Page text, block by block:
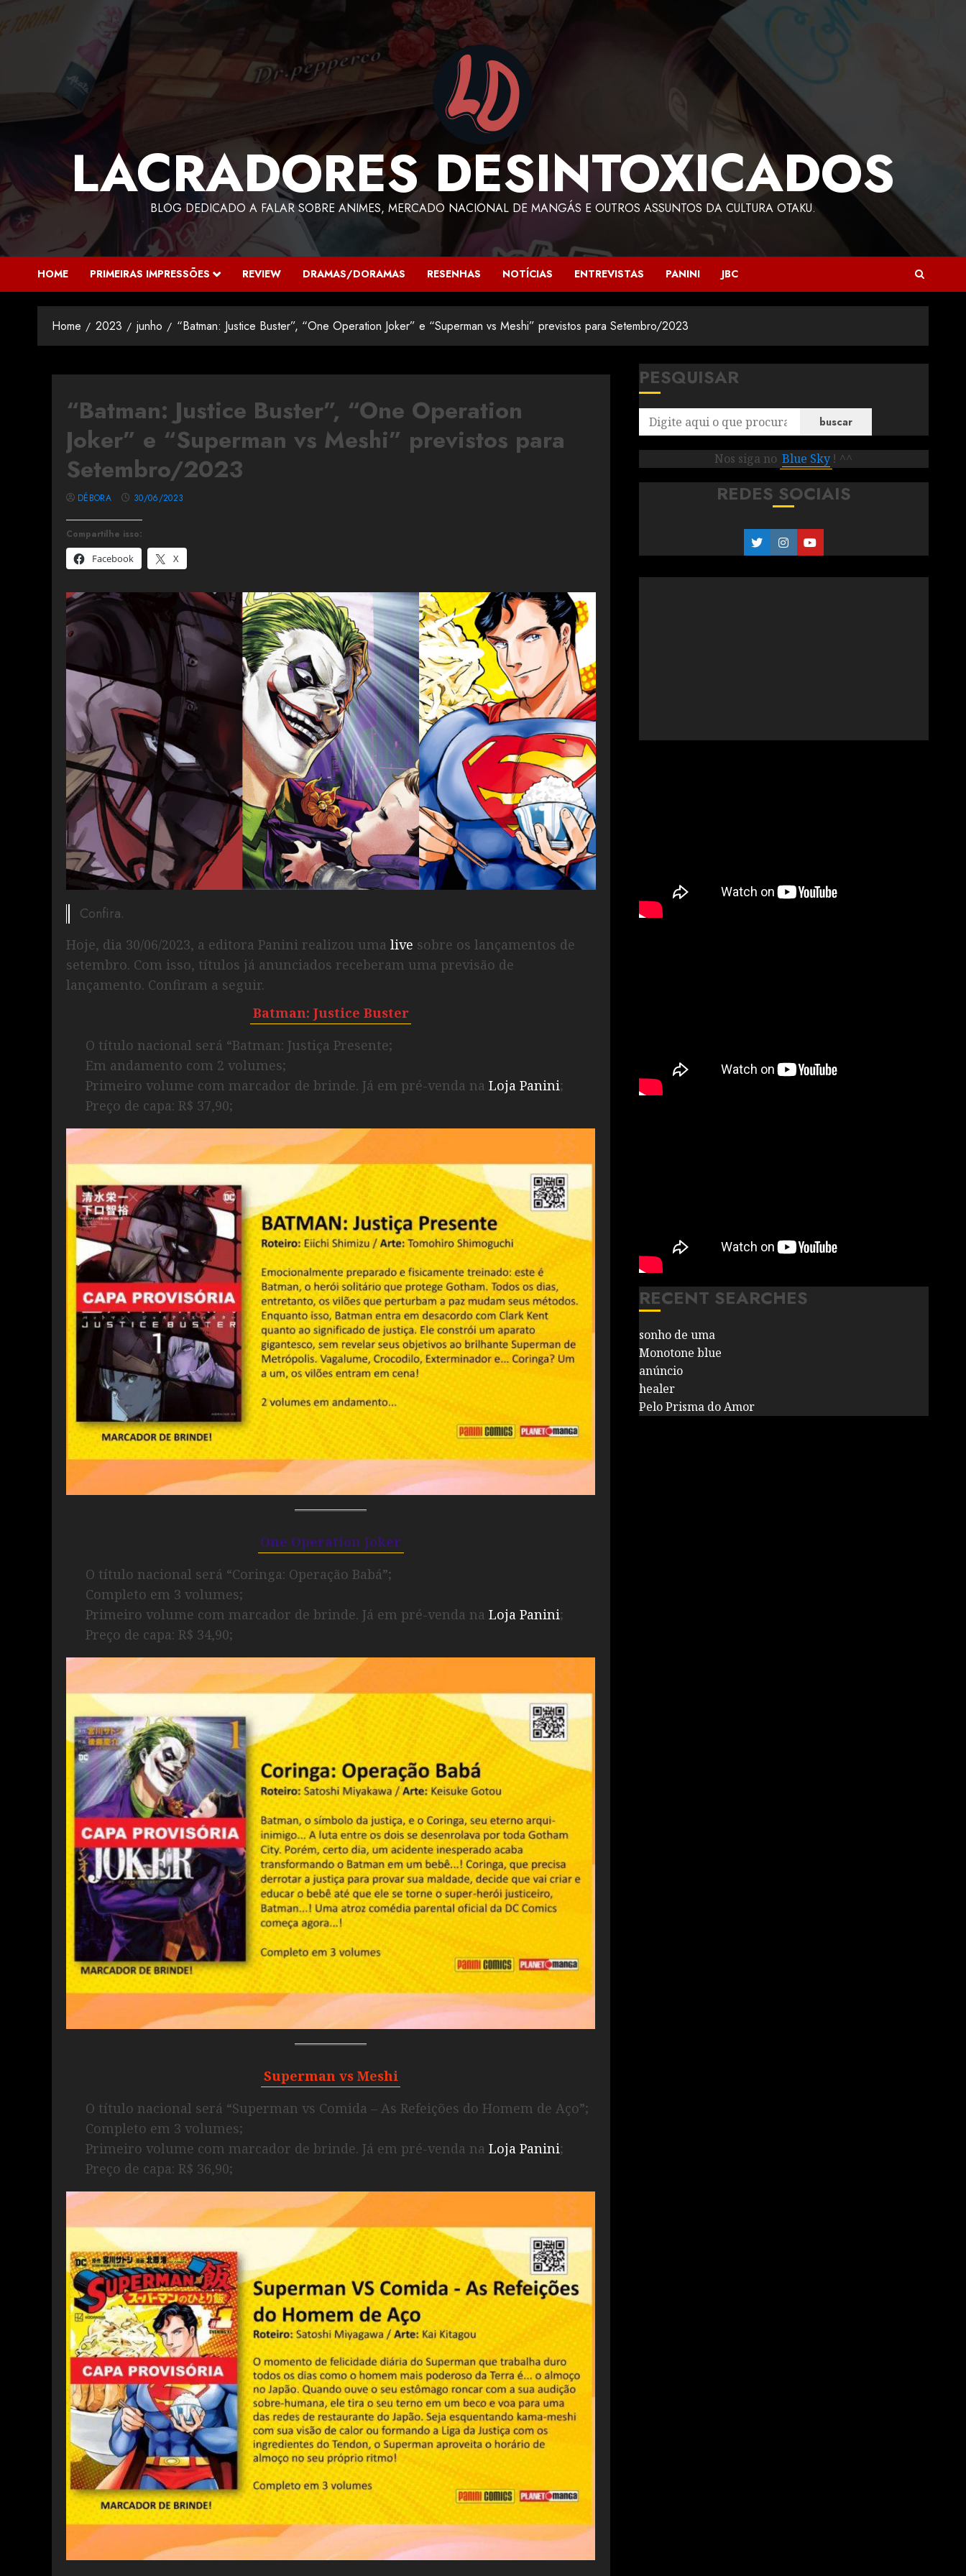
LACRADORES DESINTOXICADOS
BLOG DEDICADO A FALAR SOBRE ANIMES, MERCADO NACIONAL DE MANGÁS E OUTROS ASSUNTOS DA CULTURA OTAKU.
HOME PRIMEIRAS IMPRESSÕES REVIEW DRAMAS/DORAMAS RESENHAS NOTÍCIAS ENTREVISTAS PANINI JBC
Home 2023 junho “Batman: Justice Buster”, “One Operation Joker” e “Superman vs Meshi” previstos para Setembro/2023
“Batman: Justice Buster”, “One Operation
Joker” e “Superman vs Meshi” previstos para
Setembro/2023
Compartilhe isso:
Facebook
X
DÉBORA 30/06/2023
Confira.
Hoje, dia 30/06/2023, a editora Panini realizou uma live sobre os lançamentos de
setembro. Com isso, títulos já anunciados receberam uma previsão de
lançamento. Confiram a seguir.
Batman: Justice Buster
O título nacional será “Batman: Justiça Presente;
Em andamento com 2 volumes;
Primeiro volume com marcador de brinde. Já em pré-venda na Loja Panini;
Preço de capa: R$ 37,90;
One Operation Joker
O título nacional será “Coringa: Operação Babá”;
Completo em 3 volumes;
Primeiro volume com marcador de brinde. Já em pré-venda na Loja Panini;
Preço de capa: R$ 34,90;
Superman vs Meshi
O título nacional será “Superman vs Comida – As Refeições do Homem de Aço”;
Completo em 3 volumes;
Primeiro volume com marcador de brinde. Já em pré-venda na Loja Panini;
Preço de capa: R$ 36,90;
PESQUISAR
buscar
Nos siga no Blue Sky ! ^^
REDES SOCIAIS
RECENT SEARCHES
sonho de uma
Monotone blue
anúncio
healer
Pelo Prisma do Amor